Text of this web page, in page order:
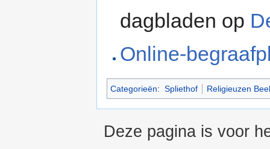
dagbladen op
Online-
Categorieën: Spliethof Religieuzen
Deze pagina is voor